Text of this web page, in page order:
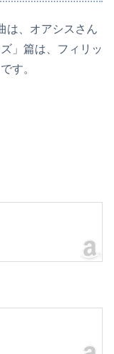
は、オアシスさん
」篇は、フィリッ
す。